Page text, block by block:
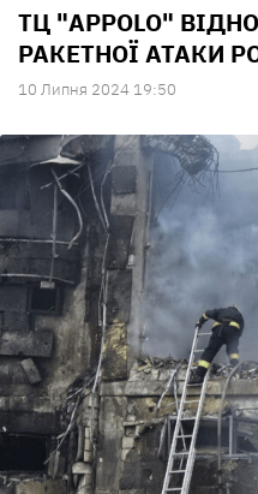
ТЦ "APPOLO"
РАКЕТНОЇ АТАКИ
10 Липня 2024 19:50